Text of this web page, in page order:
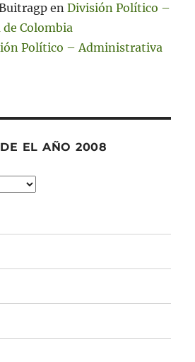
enDivisión Político –
Colombia
Político – Administrativa
EL AÑO 2008